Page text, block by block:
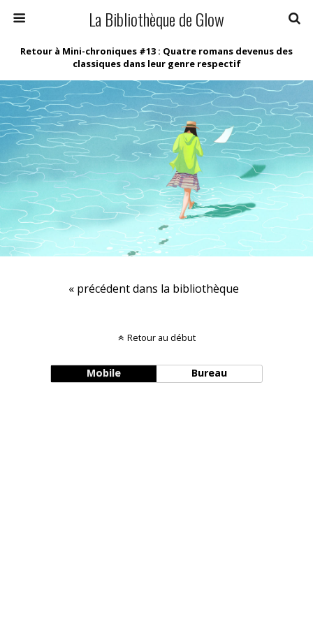
La Bibliothèque de Glow
Retour à Mini-chroniques #13 : Quatre romans devenus des
classiques dans leur genre respectif
« précédent dans la bibliothèque
Retour au début
Mobile Bureau